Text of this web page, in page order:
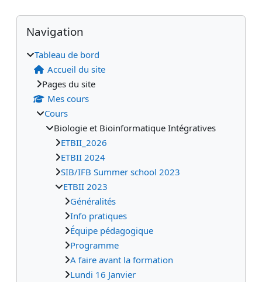
Blocs
Blocs supplémentaires
Passer Navigation
Navigation
Tableau de bord
Accueil du site
Pages du site
Mes cours
Cours
Biologie et Bioinformatique Intégratives
ETBII_2026
ETBII 2024
SIB/IFB Summer school 2023
ETBII 2023
Généralités
Info pratiques
Équipe pédagogique
Programme
A faire avant la formation
Lundi 16 Janvier